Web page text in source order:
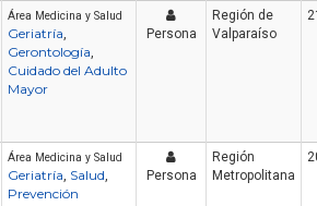
Área Medicina y Salud
Geriatría,
Gerontología,
Cuidado del Adulto
Mayor
Persona
Región de
Valparaíso
Área Medicina y Salud
Geriatría, Salud,
Prevención
Persona
Región
Metropolitana